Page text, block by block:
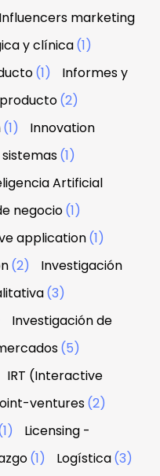
Influencers marketing
y clínica(1)
(1)
Informes y
(2)
(1)
Innovation
(1)
Artificial
negocio(1)
application(1)
(2)
Investigación
(3)
Investigación de
(5)
IRT (Interactive
ventures(2)
Licensing -
(1) Logística(3)